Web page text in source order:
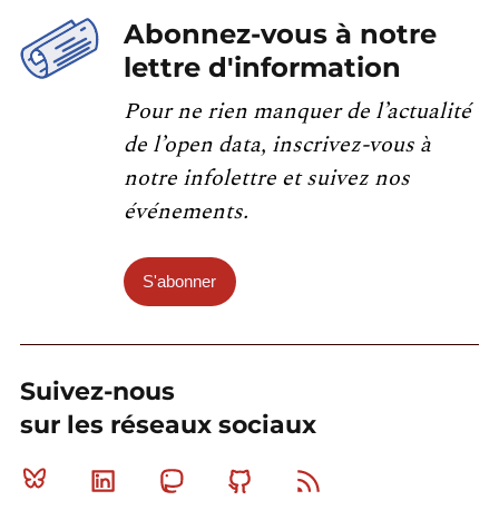
Abonnez-vous à notre
lettre d'information
Pour ne rien manquer de l’actualité
de l’open data, inscrivez-vous à
notre infolettre et suivez nos
événements.
S'abonner
Suivez-nous
sur les réseaux sociaux
Bluesky Linkedin MastodonGithub